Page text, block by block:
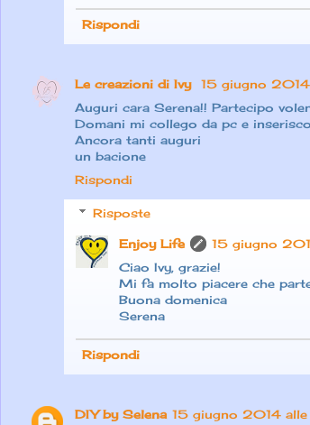
Rispondi
Le creazioni di Ivy
15 giugno
Auguri cara Serena!! Partecipo
Domani mi collego da pc e
Ancora tanti auguri
un bacione
Rispondi
Risposte
Enjoy Life
15 giugno
Ciao Ivy, grazie!
Mi fa molto piacere che
Buona domenica
Serena
Rispondi
DIY by Selena 15 giugno 2014